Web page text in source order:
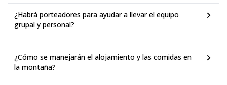
¿Habrá porteadores para ayudar a llevar el equipo
grupal y personal?
¿Cómo se manejarán el alojamiento y las comidas en
la montaña?